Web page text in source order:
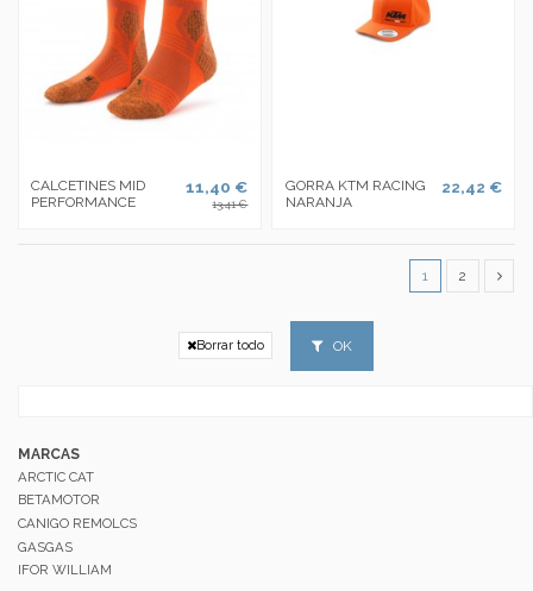
CALCETINES MID
PERFORMANCE
11,40 €
13,41 €
GORRA KTM RACING
NARANJA
22,42 €
1 2
Borrar todo OK
MARCAS
ARCTIC CAT
BETAMOTOR
CANIGO REMOLCS
GASGAS
IFOR WILLIAM